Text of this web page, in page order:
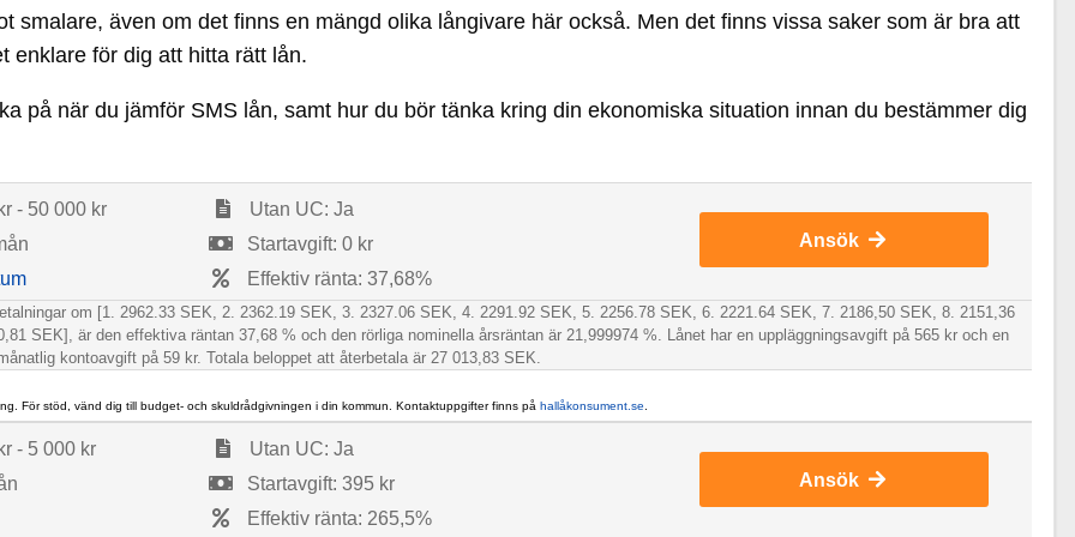
smalare, även om det finns en mängd olika långivare här också. Men det finns vissa saker som är bra att
enklare för dig att hitta rätt lån.
på när du jämför SMS lån, samt hur du bör tänka kring din ekonomiska situation innan du bestämmer dig
- 50 000 kr
Utan UC: Ja
Startavgift: 0 kr
Effektiv ränta: 37,68%
Ansök
om [1. 2962.33 SEK, 2. 2362.19 SEK, 3. 2327.06 SEK, 4. 2291.92 SEK, 5. 2256.78 SEK, 6. 2221.64 SEK, 7. 2186,50 SEK, 8. 2151,36
SEK], är den effektiva räntan 37,68 % och den rörliga nominella årsräntan är 21,999974 %. Lånet har en uppläggningsavgift på 565 kr och en
kontoavgift på 59 kr. Totala beloppet att återbetala är 27 013,83 SEK.
För stöd, vänd dig till budget- och skuldrådgivningen i din kommun. Kontaktuppgifter finns på hallåkonsument.se
- 5 000 kr
Utan UC: Ja
Startavgift: 395 kr
Effektiv ränta: 265,5%
Ansök